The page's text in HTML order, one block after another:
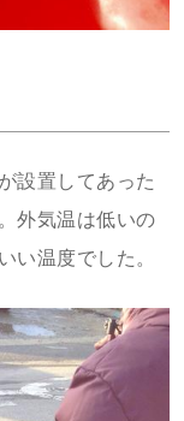
設置してあった
外気温は低いの
い温度でした。